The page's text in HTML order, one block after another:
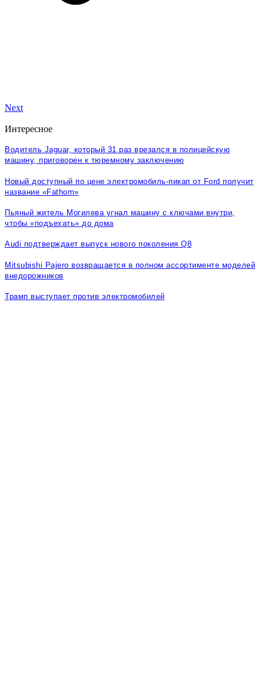
Next
Интересное
Водитель Jaguar, который 31 раз врезался в полицейскую
машину, приговорен к тюремному заключению
Новый доступный по цене электромобиль-пикап от Ford получит
название «Fathom»
Пьяный житель Могилева угнал машину с ключами внутри,
чтобы «подъехать» до дома
Audi подтверждает выпуск нового поколения Q8
Mitsubishi Pajero возвращается в полном ассортименте моделей
внедорожников
Трамп выступает против электромобилей